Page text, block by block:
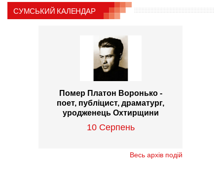
СУМСЬКИЙ КАЛЕНДАР
Помер Платон Воронько -
поет, публіцист, драматург,
уродженець Охтирщини
10 Серпень
Весь архів подій